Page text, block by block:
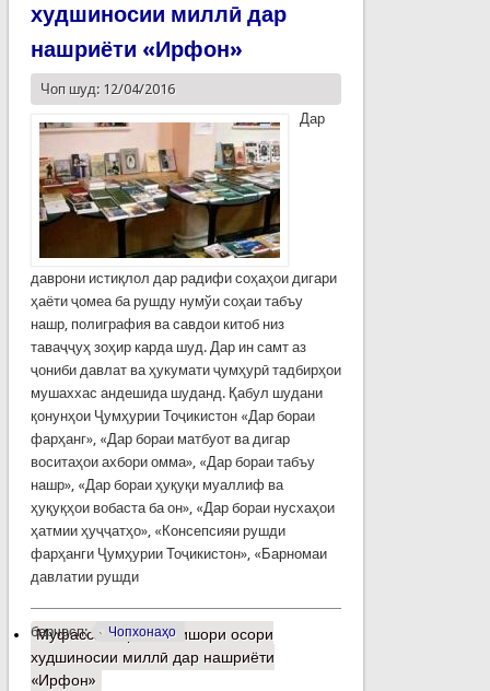
худшиносии миллӣ дар
нашриёти «Ирфон»
Чоп шуд: 12/04/2016
Дар
даврони истиқлол дар радифи соҳаҳои дигари
ҳаёти ҷомеа ба рушду нумўи соҳаи табъу
нашр, полиграфия ва савдои китоб низ
таваҷҷуҳ зоҳир карда шуд. Дар ин самт аз
ҷониби давлат ва ҳукумати ҷумҳурӣ тадбирҳои
мушаххас андешида шуданд. Қабул шудани
қонунҳои Ҷумҳурии Тоҷикистон «Дар бораи
фарҳанг», «Дар бораи матбуот ва дигар
воситаҳои ахбори омма», «Дар бораи табъу
нашр», «Дар бораи ҳуқуқи муаллиф ва
ҳуқуқҳои вобаста ба он», «Дар бораи нусхаҳои
ҳатмии ҳуҷҷатҳо», «Консепсияи рушди
фарҳанги Ҷумҳурии Тоҷикистон», «Барномаи
давлатии рушди
барчасп: Чопхонаҳо
Муфассалтаро Интишори осори
худшиносии миллӣ дар нашриёти
«Ирфон»